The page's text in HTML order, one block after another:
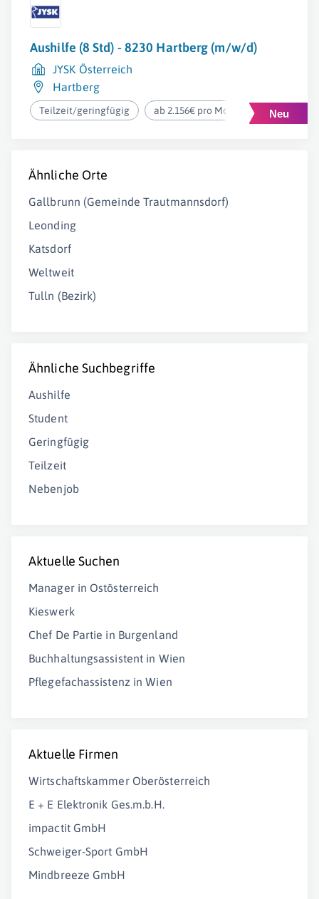
Aushilfe (8 Std) - 8230 Hartberg (m/w/d)
JYSK Österreich
Hartberg
Teilzeit/geringfügig ab 2.156€ pro Monat
Ähnliche Orte
Gallbrunn (Gemeinde Trautmannsdorf)
Leonding
Katsdorf
Weltweit
Tulln (Bezirk)
Ähnliche Suchbegriffe
Aushilfe
Student
Geringfügig
Teilzeit
Nebenjob
Aktuelle Suchen
Manager in Ostösterreich
Kieswerk
Chef De Partie in Burgenland
Buchhaltungsassistent in Wien
Pflegefachassistenz in Wien
Aktuelle Firmen
Wirtschaftskammer Oberösterreich
E + E Elektronik Ges.m.b.H.
impactit GmbH
Schweiger-Sport GmbH
Mindbreeze GmbH